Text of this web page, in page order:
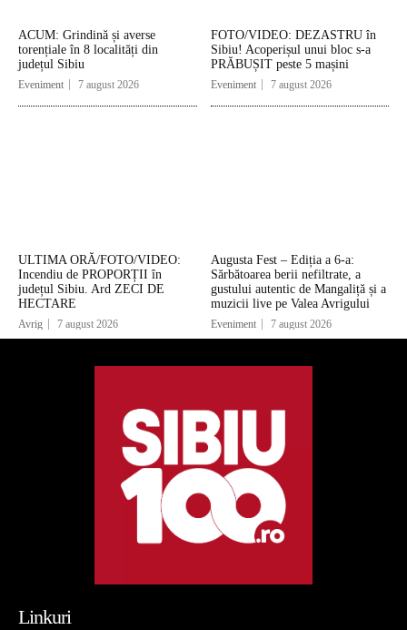
ACUM: Grindină și averse
torențiale în 8 localități din
județul Sibiu
Eveniment 7 august 2026
FOTO/VIDEO: DEZASTRU în
Sibiu! Acoperișul unui bloc s-a
PRĂBUȘIT peste 5 mașini
Eveniment 7 august 2026
ULTIMA ORĂ/FOTO/VIDEO:
Incendiu de PROPORȚII în
județul Sibiu. Ard ZECI DE
HECTARE
Avrig 7 august 2026
Augusta Fest – Ediția a 6-a:
Sărbătoarea berii nefiltrate, a
gustului autentic de Mangaliță și a
muzicii live pe Valea Avrigului
Eveniment 7 august 2026
Linkuri